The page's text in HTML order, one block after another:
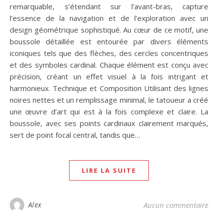
remarquable, s’étendant sur l’avant-bras, capture
l’essence de la navigation et de l’exploration avec un
design géométrique sophistiqué. Au cœur de ce motif, une
boussole détaillée est entourée par divers éléments
iconiques tels que des flèches, des cercles concentriques
et des symboles cardinal. Chaque élément est conçu avec
précision, créant un effet visuel à la fois intrigant et
harmonieux. Technique et Composition Utilisant des lignes
noires nettes et un remplissage minimal, le tatoueur a créé
une œuvre d’art qui est à la fois complexe et claire. La
boussole, avec ses points cardinaux clairement marqués,
sert de point focal central, tandis que…
LIRE LA SUITE
Alex Aucun commentaire